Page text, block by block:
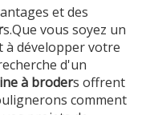
et des
s.Que vous soyez un
développer votre
d'un
à broders offrent
comment